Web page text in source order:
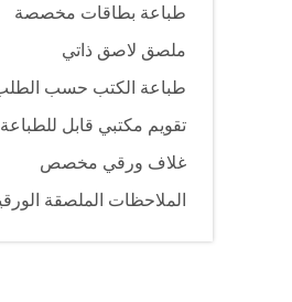
طباعة بطاقات مخصصة
ملصق لاصق ذاتي
طباعة الكتب حسب
تقويم مكتبي قابل للطباعة
غلاف ورقي مخصص
الملاحظات الملصقة